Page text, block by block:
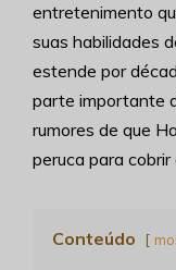
entretenimento
suas habilidades
estende por
parte importante
rumores de que
peruca para cobrir
Conteúdo